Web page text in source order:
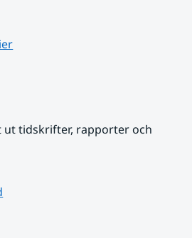
ut tidskrifter, rapporter och